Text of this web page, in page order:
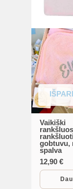
Vaikiški
gobtuvu,
spalva
12,90€